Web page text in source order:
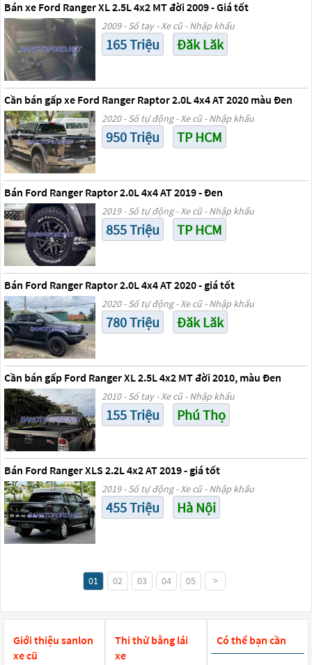
Bán xe Ford Ranger XL 2.5L 4x2 MT đời 2009 - Giá tốt
2009 - Số tay - Xe cũ - Nhập khẩu
165 Triệu Đăk Lăk
Cần bán gấp xe Ford Ranger Raptor 2.0L 4x4 AT 2020 màu Đen
2020 - Số tự động - Xe cũ - Nhập khẩu
950 Triệu TP HCM
Bán Ford Ranger Raptor 2.0L 4x4 AT 2019 - Đen
2019 - Số tự động - Xe cũ - Nhập khẩu
855 Triệu TP HCM
Bán Ford Ranger Raptor 2.0L 4x4 AT 2020 - giá tốt
2020 - Số tự động - Xe cũ - Nhập khẩu
780 Triệu Đăk Lăk
Cần bán gấp Ford Ranger XL 2.5L 4x2 MT đời 2010, màu Đen
2010 - Số tay - Xe cũ - Nhập khẩu
155 Triệu Phú Thọ
Bán Ford Ranger XLS 2.2L 4x2 AT 2019 - giá tốt
2019 - Số tự động - Xe cũ - Nhập khẩu
455 Triệu Hà Nội
01 02 03 04 05 >
Giới thiệu sanlon
xe cũ
Thi thử bằng lái
xe
Có thể bạn cần